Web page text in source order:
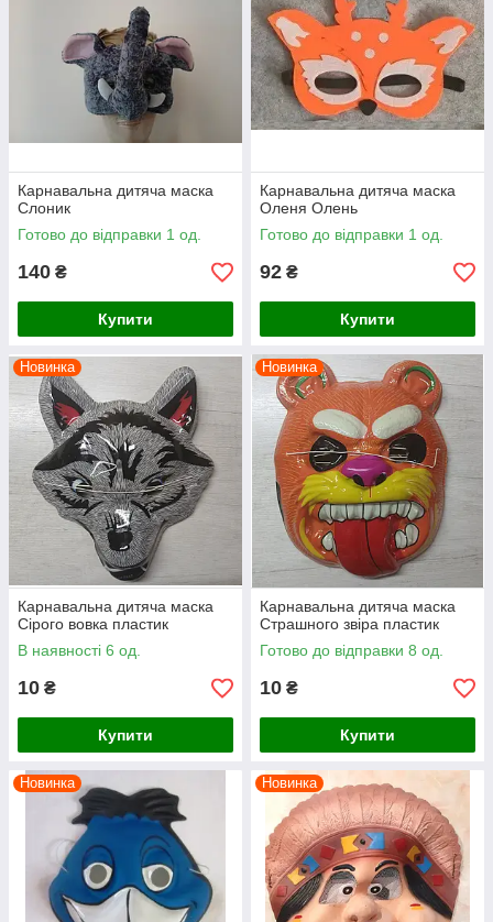
Карнавальна дитяча маска
Слоник
Готово до відправки 1 од.
140 ₴
Купити
Карнавальна дитяча маска
Оленя Олень
Готово до відправки 1 од.
92 ₴
Купити
Новинка
Карнавальна дитяча маска
Сірого вовка пластик
В наявності 6 од.
10 ₴
Купити
Новинка
Карнавальна дитяча маска
Страшного звіра пластик
Готово до відправки 8 од.
10 ₴
Купити
Новинка Новинка